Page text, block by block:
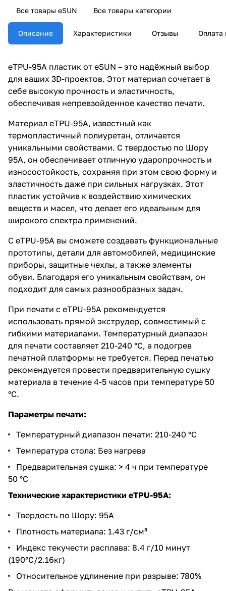
Все товары eSUN Все товары категории
Описание Характеристики Отзывы Оплата
eTPU-95A пластик от eSUN – это надёжный выбор
для ваших 3D-проектов. Этот материал сочетает в
себе высокую прочность и эластичность,
обеспечивая непревзойденное качество печати.
Материал eTPU-95A, известный как
термопластичный полиуретан, отличается
уникальными свойствами. С твердостью по Шору
95A, он обеспечивает отличную ударопрочность и
износостойкость, сохраняя при этом свою форму и
эластичность даже при сильных нагрузках. Этот
пластик устойчив к воздействию химических
веществ и масел, что делает его идеальным для
широкого спектра применений.
С eTPU-95A вы сможете создавать функциональные
прототипы, детали для автомобилей, медицинские
приборы, защитные чехлы, а также элементы
обуви. Благодаря его уникальным свойствам, он
подходит для самых разнообразных задач.
При печати с eTPU-95A рекомендуется
использовать прямой экструдер, совместимый с
гибкими материалами. Температурный диапазон
для печати составляет 210-240 °C, а подогрев
печатной платформы не требуется. Перед печатью
рекомендуется провести предварительную сушку
материала в течение 4-5 часов при температуре 50
°C.
Параметры печати:
Температурный диапазон печати: 210-240 °C
Температура стола: Без нагрева
Предварительная сушка: > 4 ч при температуре
50 °C
Технические характеристики eTPU-95A:
Твердость по Шору: 95A
Плотность материала: 1.43 г/см³
Индекс текучести расплава: 8.4 г/10 минут
(190°C/2.16кг)
Относительное удлинение при разрыве: 780%